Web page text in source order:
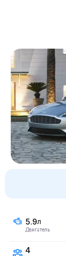
5.9л
Двигатель
4